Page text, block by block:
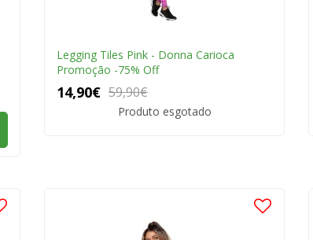
Legging Tiles Pink - Donna Carioca
Promoção -75% Off
14,90€ 59,90€
Produto esgotado